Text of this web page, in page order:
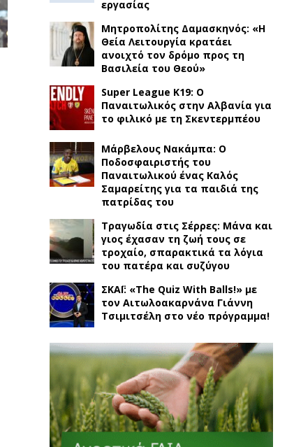
εργασίας
Μητροπολίτης Δαμασκηνός: «Η
Θεία Λειτουργία κρατάει
ανοιχτό τον δρόμο προς τη
Βασιλεία του Θεού»
Super League K19: Ο
Παναιτωλικός στην Αλβανία για
το φιλικό με τη Σκεντερμπέου
Μάρβελους Νακάμπα: Ο
Ποδοσφαιριστής του
Παναιτωλικού ένας Καλός
Σαμαρείτης για τα παιδιά της
πατρίδας του
Τραγωδία στις Σέρρες: Μάνα και
γιος έχασαν τη ζωή τους σε
τροχαίο, σπαρακτικά τα λόγια
του πατέρα και συζύγου
ΣΚΑΪ: «The Quiz With Balls!» με
τον Αιτωλοακαρνάνα Γιάννη
Τσιμιτσέλη στο νέο πρόγραμμα!